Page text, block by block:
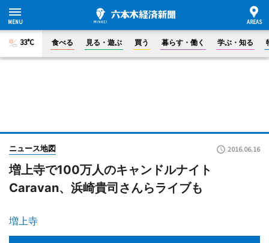
33°C 食べる 見る・遊ぶ 買う 暮らす・働く 学ぶ・知る
ニュース地図 2016.06.16
増上寺で100万人のキャンドルナイト
Caravan、浜崎貴司さんらライブも
増上寺